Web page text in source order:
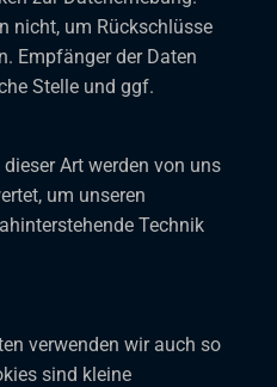
nicht, um Rückschlüsse
Empfänger der Daten
Stelle und ggf.
Art werden von uns
um unseren
Technik
verwenden wir auch so
sind kleine